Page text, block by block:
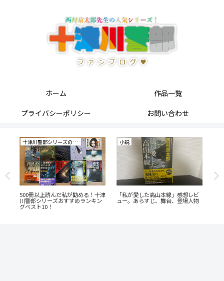
ホーム
作品一覧
プライバシーポリシー
お問い合わせ
十津川警部シリーズの研究
500冊以上読んだ私が勧める！十津
川警部シリーズおすすめランキン
グベスト10！
小説
「私が愛した高山本線」感想レビ
ュー。あらすじ、舞台、登場人物